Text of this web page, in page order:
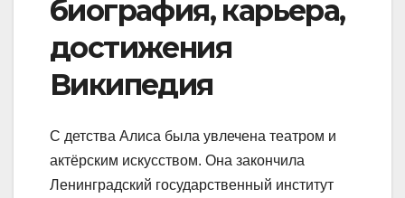
биография, карьера,
достижения
Википедия
С детства Алиса была увлечена театром и
актёрским искусством. Она закончила
Ленинградский государственный институт